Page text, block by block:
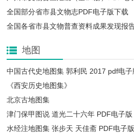
全国部分省市县文物志PDF电子版下载
全国各省市县文物普查资料成果发现报
地图
中国古代史地图集 郭利民 2017 pdf电子
《西安历史地图集》
北京古地图集
津门保甲图说 道光二十六年 PDF电子版
水经注地图集 张步天 天佳斋 PDF电子版